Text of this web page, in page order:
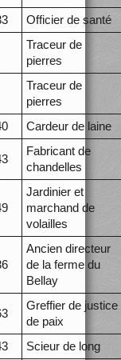
Officier de santé
Traceur de
pierres
Traceur de
pierres
Cardeur de laine
Fabricant de
chandelles
Jardinier et
marchand de
volailles
Ancien directeur
de la ferme du
Bellay
Greffier de justice
de paix
Scieur de long